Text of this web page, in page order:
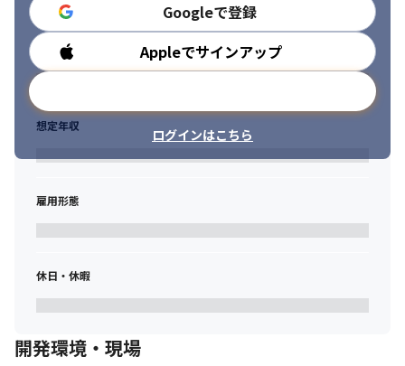
Googleで登録
Appleでサインアップ
ログインはこちら
勤務時間
想定年収
雇用形態
休日・休暇
開発環境・現場